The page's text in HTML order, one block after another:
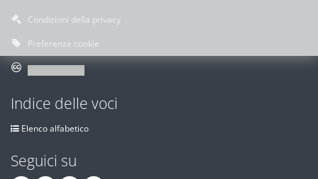
Condizioni della privacy
Preferenze cookie
Indice delle voci
Elenco alfabetico
Seguici su